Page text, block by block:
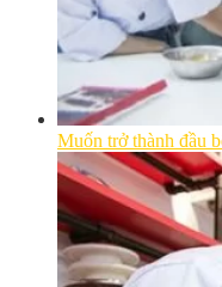
Muốn trở thành đầu